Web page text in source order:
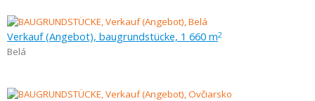
Verkauf (Angebot), baugrundstücke, 1 660 m2
Belá